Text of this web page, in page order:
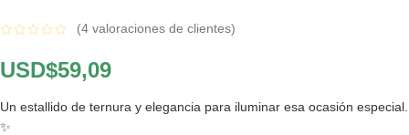
(4 valoraciones de clientes)
USD$59,09
Un estallido de ternura y elegancia para iluminar esa ocasión especial.
✨